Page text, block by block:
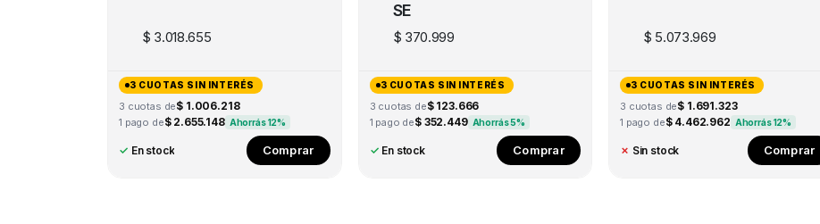
$ 3.018.655
3 CUOTAS SIN INTERÉS
3 cuotas de$ 1.006.218
1 pago de$ 2.655.148 Ahorrás 12%
✓ En stock Comprar
SE
$ 370.999
3 CUOTAS SIN INTERÉS
3 cuotas de$ 123.666
1 pago de$ 352.449 Ahorrás 5%
✓ En stock Comprar
$ 5.073.969
3 CUOTAS SIN INTERÉS
3 cuotas de$ 1.691.323
1 pago de$ 4.462.962 Ahorrás 12%
✗ Sin stock Comprar